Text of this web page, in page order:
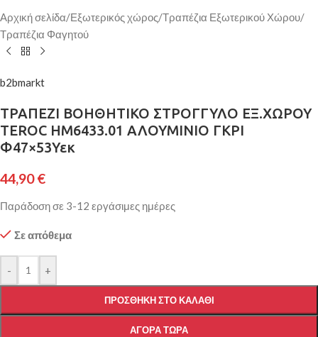
Αρχική σελίδα/Εξωτερικός χώρος/Τραπέζια Εξωτερικού Χώρου/
Τραπέζια Φαγητού
b2bmarkt
ΤΡΑΠΕΖΙ ΒΟΗΘΗΤΙΚΟ ΣΤΡΟΓΓΥΛΟ ΕΞ.ΧΩΡΟΥ
TEROC HM6433.01 ΑΛΟΥΜΙΝΙΟ ΓΚΡΙ
Φ47×53Υεκ
44,90€
Παράδοση σε 3-12 εργάσιμες ημέρες
Σε απόθεμα
- +
ΠΡΟΣΘΉΚΗ ΣΤΟ ΚΑΛΆΘΙ
ΑΓΟΡΆ ΤΏΡΑ